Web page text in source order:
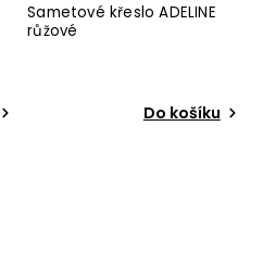
Sametové křeslo ADELINE
růžové
Do košíku